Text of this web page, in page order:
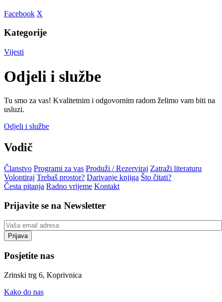
Facebook X
Kategorije
Vijesti
Odjeli i službe
Tu smo za vas! Kvalitetnim i odgovornim radom želimo vam biti na
usluzi.
Odjeli i službe
Vodič
Članstvo Programi za vas Produži / Rezerviraj Zatraži literaturu
Volontiraj Trebaš prostor? Darivanje knjiga Što čitati?
Česta pitanja Radno vrijeme Kontakt
Prijavite se na Newsletter
Posjetite nas
Zrinski trg 6, Koprivnica
Kako do nas